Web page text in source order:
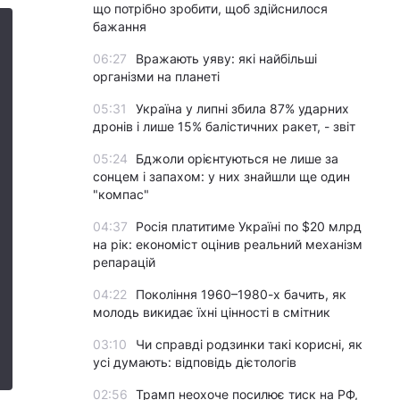
що потрібно зробити, щоб здійснилося
бажання
06:27
Вражають уяву: які найбільші
організми на планеті
05:31
Україна у липні збила 87% ударних
дронів і лише 15% балістичних ракет, - звіт
05:24
Бджоли орієнтуються не лише за
сонцем і запахом: у них знайшли ще один
"компас"
04:37
Росія платитиме Україні по $20 млрд
на рік: економіст оцінив реальний механізм
репарацій
04:22
Покоління 1960–1980-х бачить, як
молодь викидає їхні цінності в смітник
03:10
Чи справді родзинки такі корисні, як
усі думають: відповідь дієтологів
02:56 Трамп неохоче посилює тиск на РФ,